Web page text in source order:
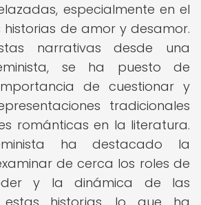
especialmente en el
de amor y desamor.
narrativas desde una
se ha puesto de
de cuestionar y
tradicionales
románticas en la literatura.
ha destacado la
de cerca los roles de
y la dinámica de las